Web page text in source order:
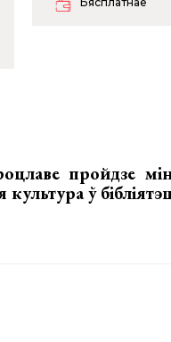
пройдзе
ў